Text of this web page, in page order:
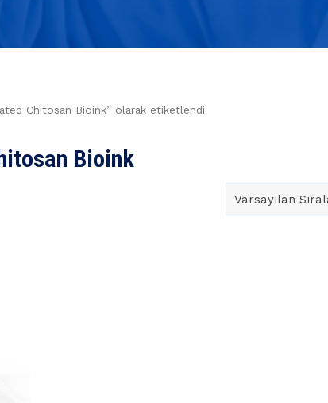
Chitosan Bioink” olarak etiketlendi
Bioink
Varsayılan